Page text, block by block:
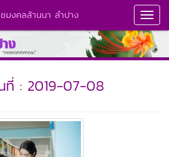
มงคลล้านนา ลำปาง
ที่ : 2019-07-08